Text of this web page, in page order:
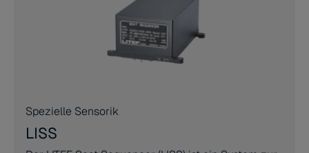
Spezielle Sensorik
LISS